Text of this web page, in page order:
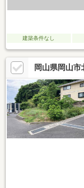
建築条件なし
岡山県岡山市